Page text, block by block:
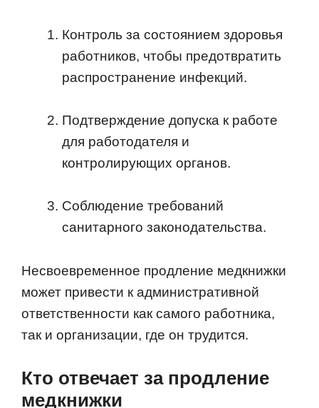
Контроль за состоянием здоровья
работников, чтобы предотвратить
распространение инфекций.
Подтверждение допуска к работе
для работодателя и
контролирующих органов.
Соблюдение требований
санитарного законодательства.
Несвоевременное продление медкнижки
может привести к административной
ответственности как самого работника,
так и организации, где он трудится.
Кто отвечает за продление
медкнижки